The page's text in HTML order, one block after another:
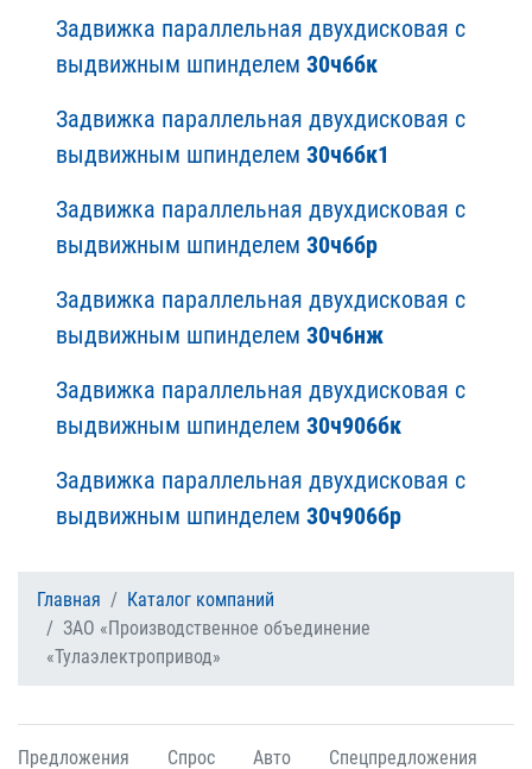
Задвижка параллельная двухдисковая с
выдвижным шпинделем 30ч6бк
Задвижка параллельная двухдисковая с
выдвижным шпинделем 30ч6бк1
Задвижка параллельная двухдисковая с
выдвижным шпинделем 30ч6бр
Задвижка параллельная двухдисковая с
выдвижным шпинделем 30ч6нж
Задвижка параллельная двухдисковая с
выдвижным шпинделем 30ч906бк
Задвижка параллельная двухдисковая с
выдвижным шпинделем 30ч906бр
Главная
Каталог компаний
ЗАО «Производственное объединение
«Тулаэлектропривод»
Предложения Спрос Авто Спецпредложения